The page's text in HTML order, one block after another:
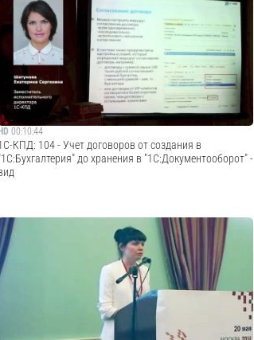
Каждый руководитель задействован в четырех видах
процессов: постановка и исполнение заданий, контроль
исполнения, согласование и принятие решений. На
первом вебинаре цикла Месяц Docsvision Management
речь идет о первом процессе, о небольшо...
Cмотреть видео
HD 00:10:44
КПД: 104 - Учет договоров от создания в
до хранения в "1С:Документооборот" -
· · · · · · · · · · · · · · · · · · · · · · · · · · · · · · · · · · · · · · · · · · · · · · ·
Закажите демонстрацию «1С:Документооборот», пройдя
по ссылке: http://elektronnij-dokumentooborot.1c-
kpd.ru/demo/?utm_source=youtube · · · · · ·...
Cмотреть видео